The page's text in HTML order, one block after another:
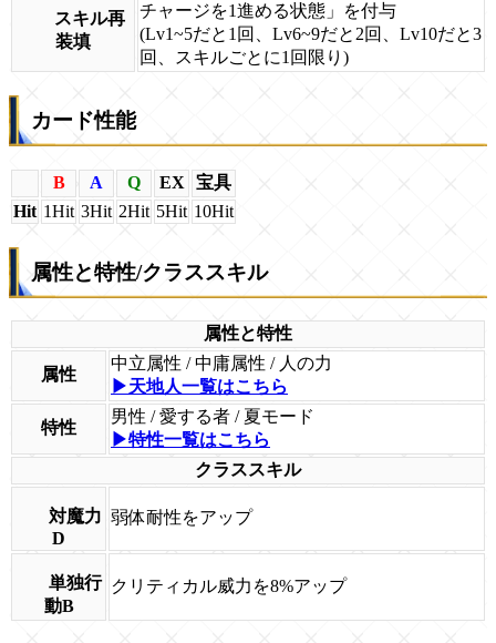
スキル再
装填
チャージを1進める状態」を付与
(Lv1~5だと1回、Lv6~9だと2回、Lv10だと3
回、スキルごとに1回限り)
カード性能
B A Q EX
宝具
Hit 1Hit 3Hit 2Hit 5Hit 10Hit
属性と特性/クラススキル
属性と特性
属性
中立属性 / 中庸属性 / 人の力
▶天地人一覧はこちら
特性
男性 / 愛する者 / 夏モード
▶特性一覧はこちら
クラススキル
対魔力
D
弱体耐性をアップ
単独行
動B
クリティカル威力を8%アップ